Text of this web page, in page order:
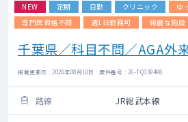
NEW 定期 日勤 クリニック ゆ
専門医資格不問
週1日勤務可 綺麗な施設
千葉県／科目不問／AGA外
掲載更新日 : 2026年08月10日 案件番号 : 26-TQ339498
路線 JR総武本線